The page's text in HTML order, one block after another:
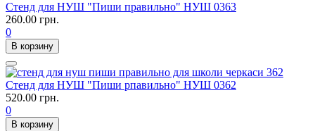
Стенд для НУШ "Пиши правильно" НУШ 0363
260.00 грн.
0
В корзину
Стенд для НУШ "Пиши рпавильно" НУШ 0362
520.00 грн.
0
В корзину